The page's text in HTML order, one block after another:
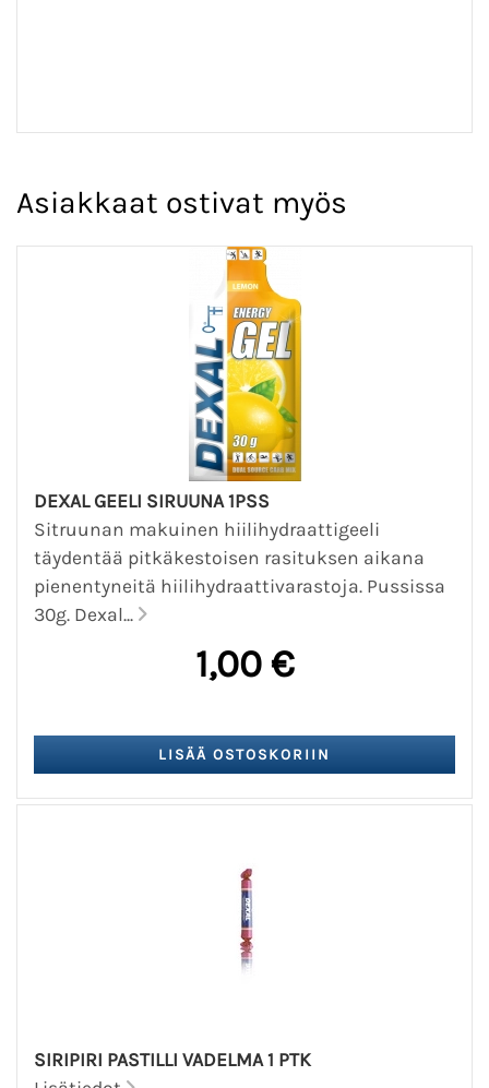
Asiakkaat ostivat myös
DEXAL GEELI SIRUUNA 1PSS
Sitruunan makuinen hiilihydraattigeeli
täydentää pitkäkestoisen rasituksen aikana
pienentyneitä hiilihydraattivarastoja. Pussissa
30g. Dexal...
1,00 €
SIRIPIRI PASTILLI VADELMA 1 PTK